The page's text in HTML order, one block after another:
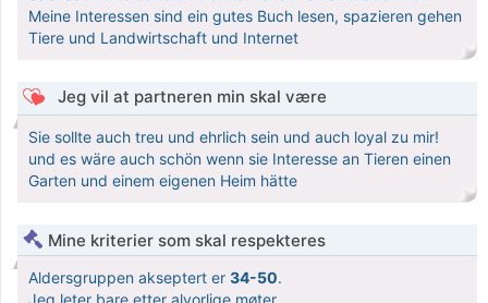
Meine Interessen sind ein gutes Buch lesen, spazieren gehen
Tiere und Landwirtschaft und Internet
Jeg vil at partneren min skal være
Sie sollte auch treu und ehrlich sein und auch loyal zu mir!
und es wäre auch schön wenn sie Interesse an Tieren einen
Garten und einem eigenen Heim hätte
Mine kriterier som skal respekteres
Aldersgruppen akseptert er 34-50.